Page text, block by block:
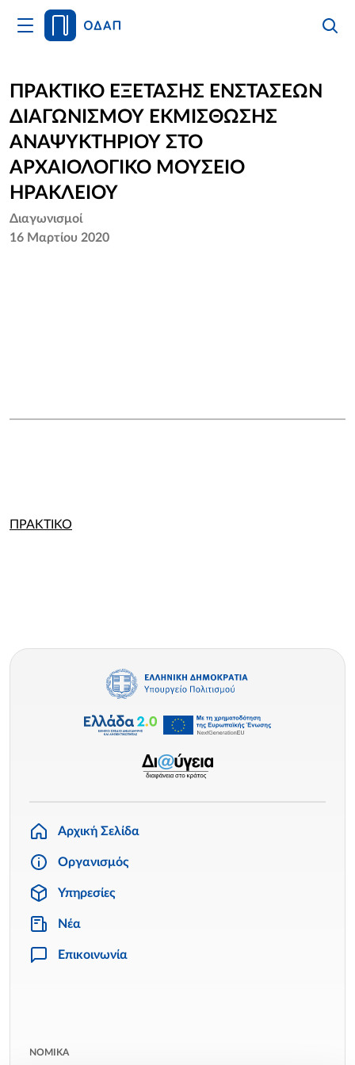
Άνοιγμα
Κυρίως
Αρχική
Οργανισμός
Υπηρεσίες
Νέα
Επικοινωνία
ΠΡΑΚΤΙΚΟ ΕΞΕΤΑΣΗΣ ΕΝΣΤΑΣΕΩΝ
ΔΙΑΓΩΝΙΣΜΟΥ ΕΚΜΙΣΘΩΣΗΣ
ΑΝΑΨΥΚΤΗΡΙΟΥ ΣΤΟ
ΑΡΧΑΙΟΛΟΓΙΚΟ ΜΟΥΣΕΙΟ
ΗΡΑΚΛΕΙΟΥ
Διαγωνισμοί
16 Μαρτίου 2020
ΠΡΑΚΤΙΚΟ
Αρχική Σελίδα
Οργανισμός
Υπηρεσίες
Νέα
Επικοινωνία
ΝΟΜΙΚΑ